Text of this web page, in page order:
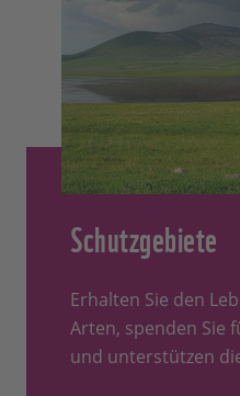
Schutzgebiete
Erhalten Sie den
Arten, spenden Sie
und unterstützen